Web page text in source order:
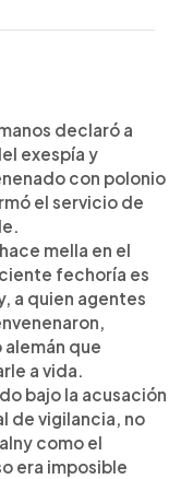
declaró a
exespía y
con polonio
el servicio de
mella en el
fechoría es
a quien agentes
que
a vida.
bajo la acusación
de vigilancia, no
como el
era imposible